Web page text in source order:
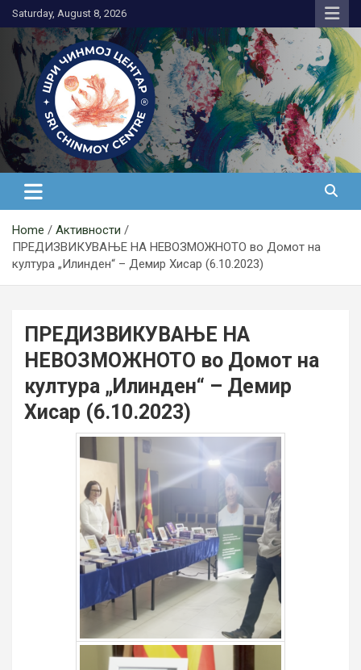
Skip
to
content
Saturday, August 8, 2026
Медитација
Home
Активности
ПРЕДИЗВИКУВАЊЕ НА НЕВОЗМОЖНОТО во Домот на
култура „Илинден“ – Демир Хисар (6.10.2023)
ПРЕДИЗВИКУВАЊЕ НА
НЕВОЗМОЖНОТО во Домот на
култура „Илинден“ – Демир
Хисар (6.10.2023)